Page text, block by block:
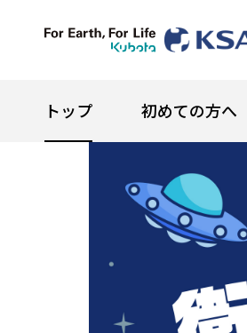
トップ 初めての方へ